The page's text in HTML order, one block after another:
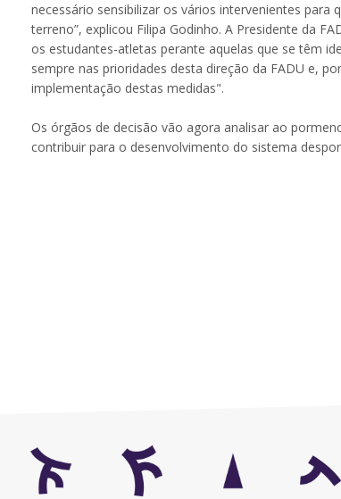
necessário sensibilizar os vários intervenientes
terreno”, explicou Filipa Godinho. A Presidente da
os estudantes-atletas perante aquelas que se têm
sempre nas prioridades desta direção da FADU e,
implementação destas medidas".
Os órgãos de decisão vão agora analisar ao
contribuir para o desenvolvimento do sistema